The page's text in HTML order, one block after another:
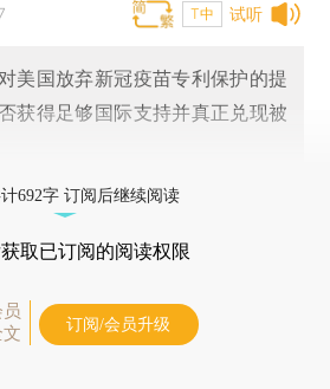
试听
T中
美国放弃新冠疫苗专利保护的提
获得足够国际支持并真正兑现被
692字 订阅后继续阅读
取已订阅的阅读权限
订阅/会员升级